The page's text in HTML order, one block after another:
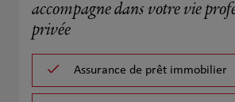
accompagne dans votre vie
privée
Assurance de prêt immobilier